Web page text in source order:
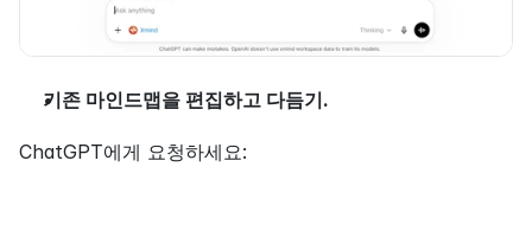
기존 마인드맵을 편집하고 다듬기.
ChatGPT에게 요청하세요: